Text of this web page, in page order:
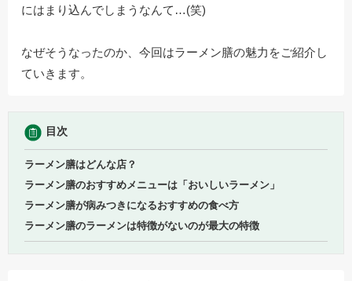
にはまり込んでしまうなんて…(笑)
なぜそうなったのか、今回はラーメン膳の魅力をご紹介し
ていきます。
目次
ラーメン膳はどんな店？
ラーメン膳のおすすめメニューは「おいしいラーメン」
ラーメン膳が病みつきになるおすすめの食べ方
ラーメン膳のラーメンは特徴がないのが最大の特徴